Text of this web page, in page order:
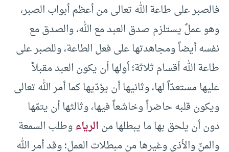
فالصبر على طاعة الله تعالى من أعظم أبواب الصبر،
وهو عملٌ يستلزم صدق العبد مع الله، والصدق مع
نفسه أيضاً ومجاهدتها على فعل الطاعة، وللصبر على
طاعة الله أقسام ثلاثة؛ أولها أن يكون العبد مقبلاً
عليها مستعدّاً لها، وثانيها أن يؤدّيها كما أمر الله تعالى
ويكون قلبه حاضراً وخاشعاً فيها، وثالثها أن يتمّها
دون أن يلحق بها ما يبطلها منالرياءوطلب السمعة
والمنّ والأذى وغيرها من مبطلات العمل؛ وقد أمر الله